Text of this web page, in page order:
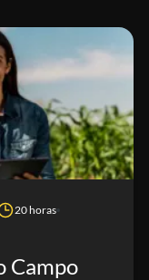
20 horas
Campo